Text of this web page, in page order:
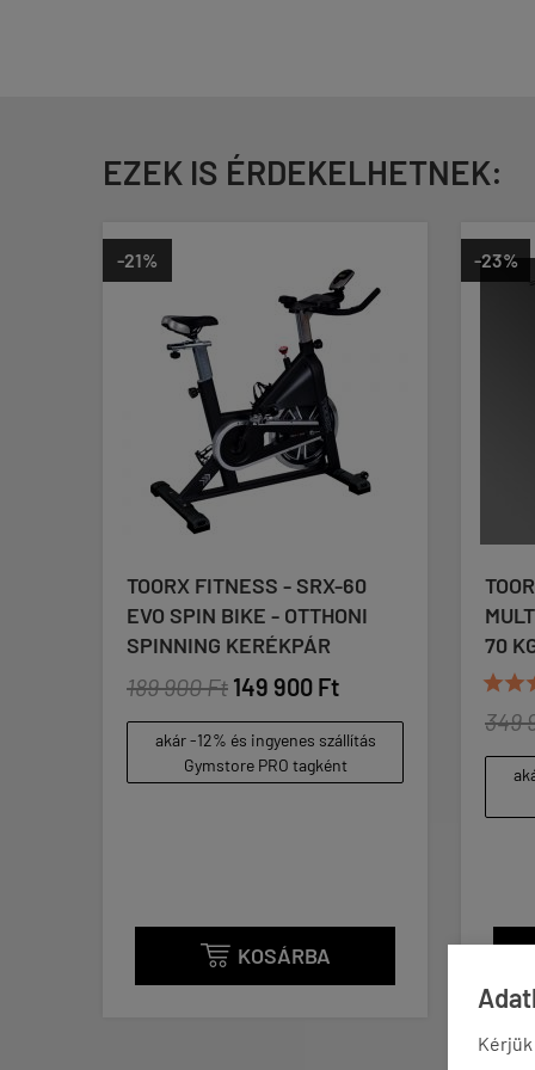
EZEK IS ÉRDEKELHETNEK:
-21%
TOORX FITNESS - SRX-60
EVO SPIN BIKE - OTTHONI
SPINNING KERÉKPÁR
189 900 Ft149 900 Ft
akár -12% és ingyenes szállítás
Gymstore PRO tagként
KOSÁRBA
-23%
70 KG

349
akár -